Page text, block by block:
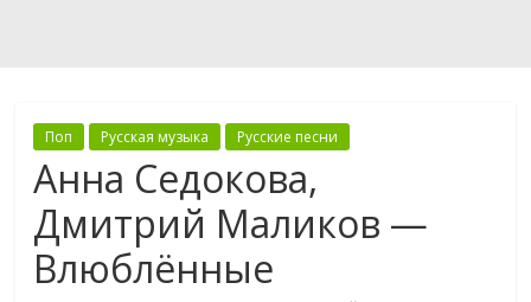
Поп Русская музыка Русские песни
Анна Седокова,
Дмитрий Маликов —
Влюблённые